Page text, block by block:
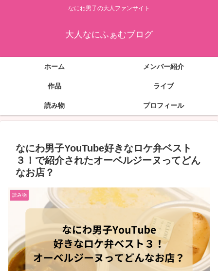
なにわ男子の大人ファンサイト
大人なにふぁむブログ
ホーム メンバー紹介
作品 ライブ
読み物 プロフィール
なにわ男子YouTube好きなロケ弁ベスト
３！で紹介されたオーベルジーヌってどん
なお店？
読み物